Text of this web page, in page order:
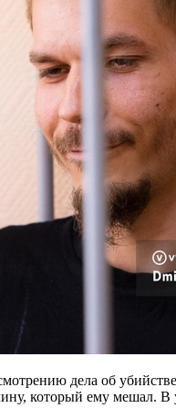
дела об
который ему мешал.